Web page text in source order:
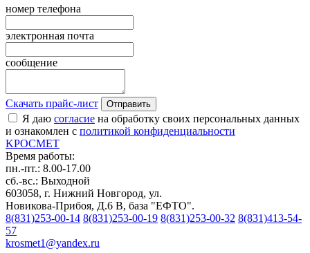
номер телефона
электронная почта
сообщение
Скачать прайс-лист Отправить
Я даю согласие на обработку своих персональных данных
и ознакомлен с политикой конфиденциальности
KРОСМЕТ
Время работы:
пн.-пт.: 8.00-17.00
сб.-вс.: Выходной
603058, г. Нижний Новгород, ул.
Новикова-Прибоя, Д.6 В, база "ЕФТО".
8(831)253-00-14 8(831)253-00-19 8(831)253-00-32 8(831)413-54-
57
krosmet1@yandex.ru